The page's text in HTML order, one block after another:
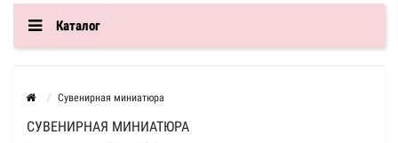
Каталог
Сувенирная миниатюра
СУВЕНИРНАЯ МИНИАТЮРА